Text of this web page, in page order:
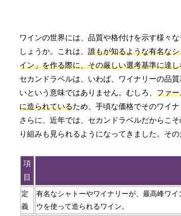
ワインの世界には、品質や格付けを示す様々
しょうか。これは、 誰もが知るような有名な
イン」を作る際に、その厳しい選考基準に達
セカンドラベルは、いわば、ワイナリーの品
いという意味ではありません。むしろ、 ファ
に造られているため、手頃な価格でそのワイ
さらに、近年では、セカンドラベルだからこ
り組みも見られるようになってきました。そ
項
目
定
義
有名なシャトーやワイナリーが、最高峰ワ
ウを使って造られるワイン。